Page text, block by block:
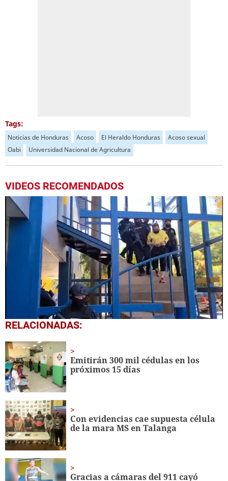
Tags:
Noticias de Honduras Acoso El Heraldo Honduras
Acoso sexual
Oabi
Universidad Nacional de Agricultura
VIDEOS RECOMENDADOS
0
seconds
27
seconds
RELACIONADAS:
Emitirán 300 mil cédulas en los
próximos 15 días
Con evidencias cae supuesta célula
de la mara MS en Talanga
Gracias a cámaras del 911 cayó